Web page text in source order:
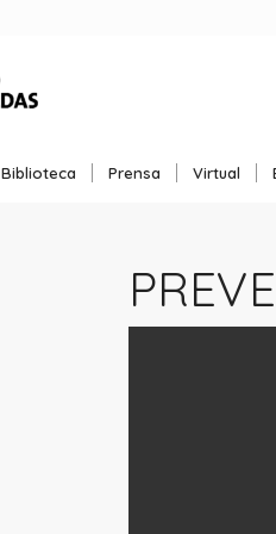
Biblioteca Prensa Virtual